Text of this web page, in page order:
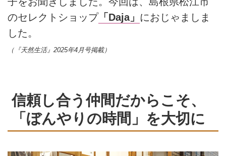
のセレクトショップ「Daja」 におじゃましま
した。
（『天然生活』2025年4月号掲載）
信頼し合う仲間だからこそ、
「ぼんやりの時間」を大切に